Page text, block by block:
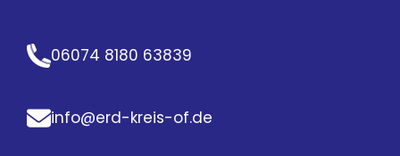
06074 8180 63839
info@erd-kreis-of.de